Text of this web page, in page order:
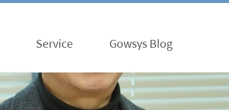
Service Gowsys Blog